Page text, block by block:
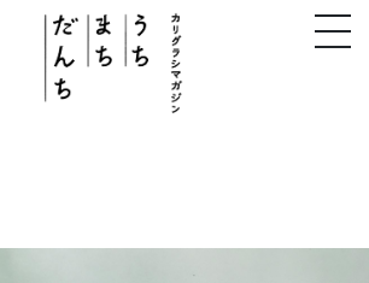
このサイトについて